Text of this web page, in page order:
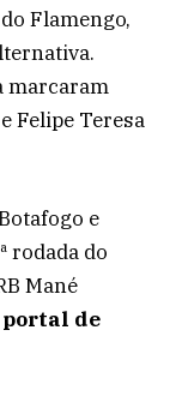
Flamengo,
marcaram
Felipe Teresa
e
rodada do
Mané
portal de